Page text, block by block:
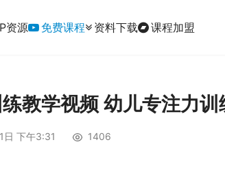
资源 免费课程 资料下载 课程加盟
教学视频 幼儿专注力训
日 下午3:31 1406